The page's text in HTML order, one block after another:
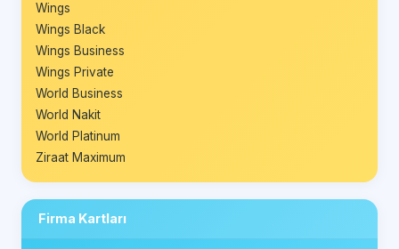
Wings
Wings Black
Wings Business
Wings Private
World Business
World Nakit
World Platinum
Ziraat Maximum
Firma Kartları